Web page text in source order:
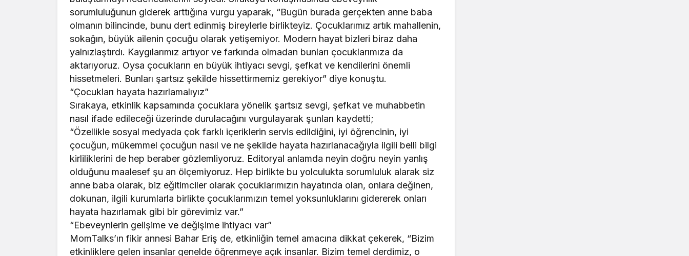
sorumluluğunun giderek arttığına vurgu yaparak, “Bugün burada gerçekten anne baba
olmanın bilincinde, bunu dert edinmiş bireylerle birlikteyiz. Çocuklarımız artık mahallenin,
sokağın, büyük ailenin çocuğu olarak yetişemiyor. Modern hayat bizleri biraz daha
yalnızlaştırdı. Kaygılarımız artıyor ve farkında olmadan bunları çocuklarımıza da
aktarıyoruz. Oysa çocukların en büyük ihtiyacı sevgi, şefkat ve kendilerini önemli
hissetmeleri. Bunları şartsız şekilde hissettirmemiz gerekiyor” diye konuştu.
“Çocukları hayata hazırlamalıyız”
Sırakaya, etkinlik kapsamında çocuklara yönelik şartsız sevgi, şefkat ve muhabbetin
nasıl ifade edileceği üzerinde durulacağını vurgulayarak şunları kaydetti;
“Özellikle sosyal medyada çok farklı içeriklerin servis edildiğini, iyi öğrencinin, iyi
çocuğun, mükemmel çocuğun nasıl ve ne şekilde hayata hazırlanacağıyla ilgili belli bilgi
kirliliklerini de hep beraber gözlemliyoruz. Editoryal anlamda neyin doğru neyin yanlış
olduğunu maalesef şu an ölçemiyoruz. Hep birlikte bu yolculukta sorumluluk alarak siz
anne baba olarak, biz eğitimciler olarak çocuklarımızın hayatında olan, onlara değinen,
dokunan, ilgili kurumlarla birlikte çocuklarımızın temel yoksunluklarını gidererek onları
hayata hazırlamak gibi bir görevimiz var.”
“Ebeveynlerin gelişime ve değişime ihtiyacı var”
MomTalks’ın fikir annesi Bahar Eriş de, etkinliğin temel amacına dikkat çekerek, “Bizim
etkinliklere gelen insanlar genelde öğrenmeye açık insanlar. Bizim temel derdimiz, o